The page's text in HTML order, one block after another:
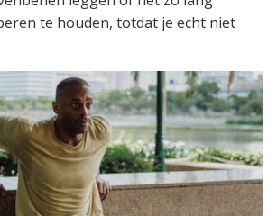
te houden, totdat je echt niet